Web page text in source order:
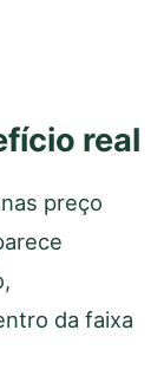
real
preço
da faixa